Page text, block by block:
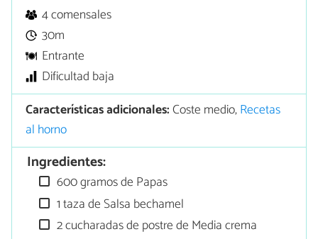
4 comensales
30m
Entrante
Dificultad baja
Características adicionales:Coste medio,Recetas
al horno
Ingredientes:
600 gramos de Papas
1 taza de Salsa bechamel
2 cucharadas de postre de Media crema